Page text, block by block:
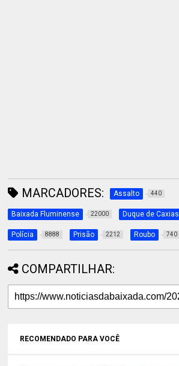
MARCADORES: Assalto 440
Baixada Fluminense 22000 Duque de Caxias
Polícia 8888 Prisão 2212 Roubo 740
COMPARTILHAR:
RECOMENDADO PARA VOCÊ